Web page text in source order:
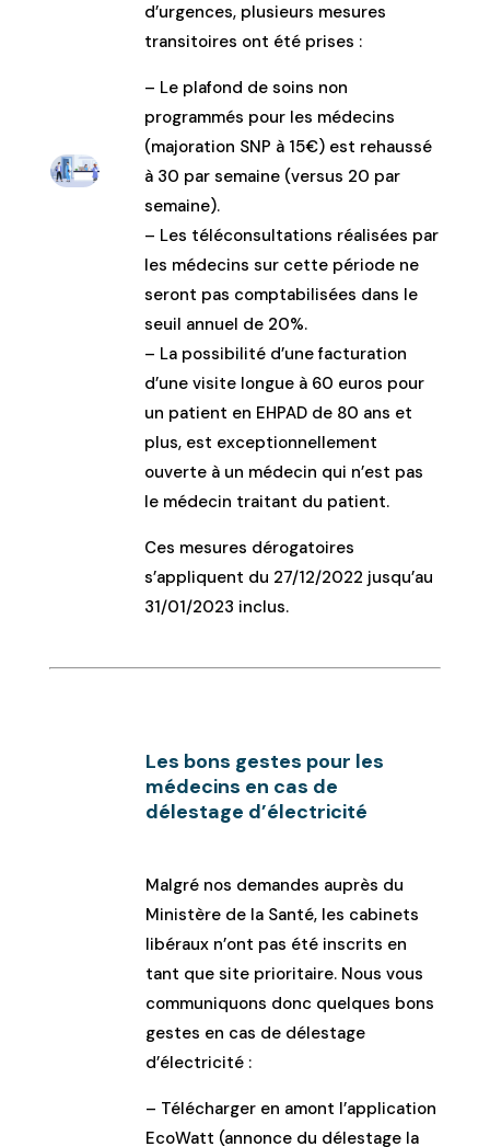
d’urgences, plusieurs mesures
transitoires ont été prises :
– Le plafond de soins non
programmés pour les médecins
(majoration SNP à 15€) est rehaussé
à 30 par semaine (versus 20 par
semaine).
– Les téléconsultations réalisées par
les médecins sur cette période ne
seront pas comptabilisées dans le
seuil annuel de 20%.
– La possibilité d’une facturation
d’une visite longue à 60 euros pour
un patient en EHPAD de 80 ans et
plus, est exceptionnellement
ouverte à un médecin qui n’est pas
le médecin traitant du patient.
Ces mesures dérogatoires
s’appliquent du 27/12/2022 jusqu’au
31/01/2023 inclus.
Les bons gestes pour les
médecins en cas de
délestage d’électricité
Malgré nos demandes auprès du
Ministère de la Santé, les cabinets
libéraux n’ont pas été inscrits en
tant que site prioritaire. Nous vous
communiquons donc quelques bons
gestes en cas de délestage
d’électricité :
– Télécharger en amont l’application
EcoWatt (annonce du délestage la